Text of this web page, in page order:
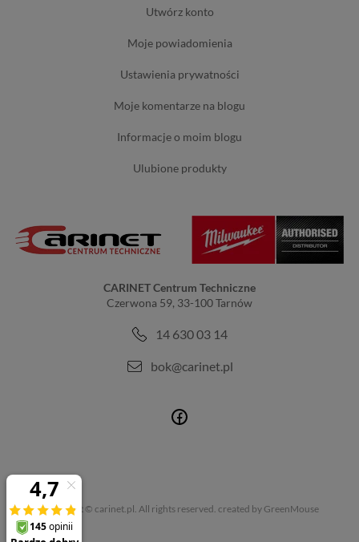
utwórz konto
moje powiadomienia
ustawienia prywatności
moje komentarze na blogu
informacje o moim blogu
ulubione produkty
CARINET Centrum Techniczne
Czerwona 59, 33-100 Tarnów
14 630 03 14
bok@carinet.pl
Copyright © carinet.pl. All rights reserved. created by GreenMouse